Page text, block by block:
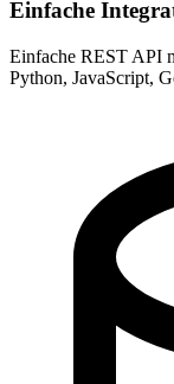
Einfache
Einfache REST API
Python, JavaScript,